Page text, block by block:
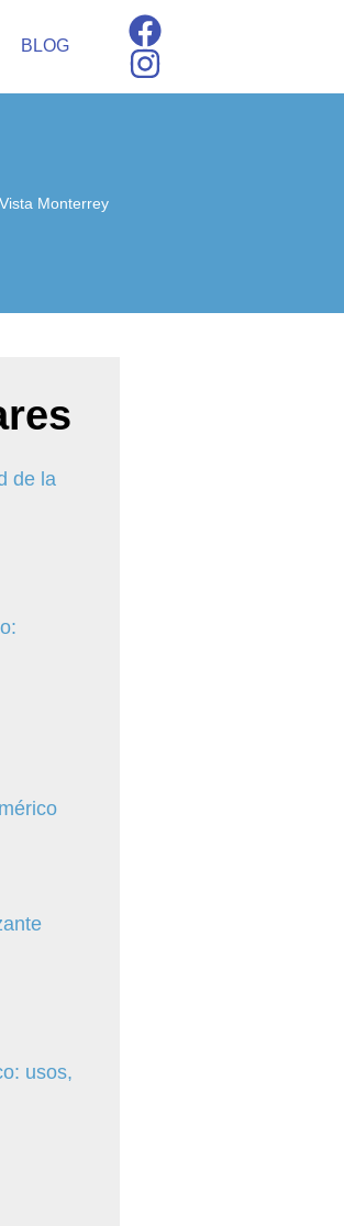
BLOG
Monterrey
de la
usos,